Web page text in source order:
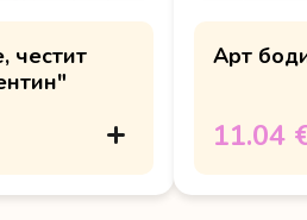
честит
Арт
11.04